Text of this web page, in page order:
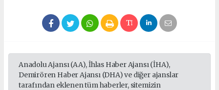
Anadolu Ajansı (AA), İhlas Haber Ajansı (İHA),
Demirören Haber Ajansı (DHA) ve diğer ajanslar
tarafından eklenen tüm haberler, sitemizin